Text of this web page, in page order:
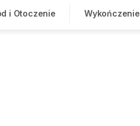
i Otoczenie Wykończenie